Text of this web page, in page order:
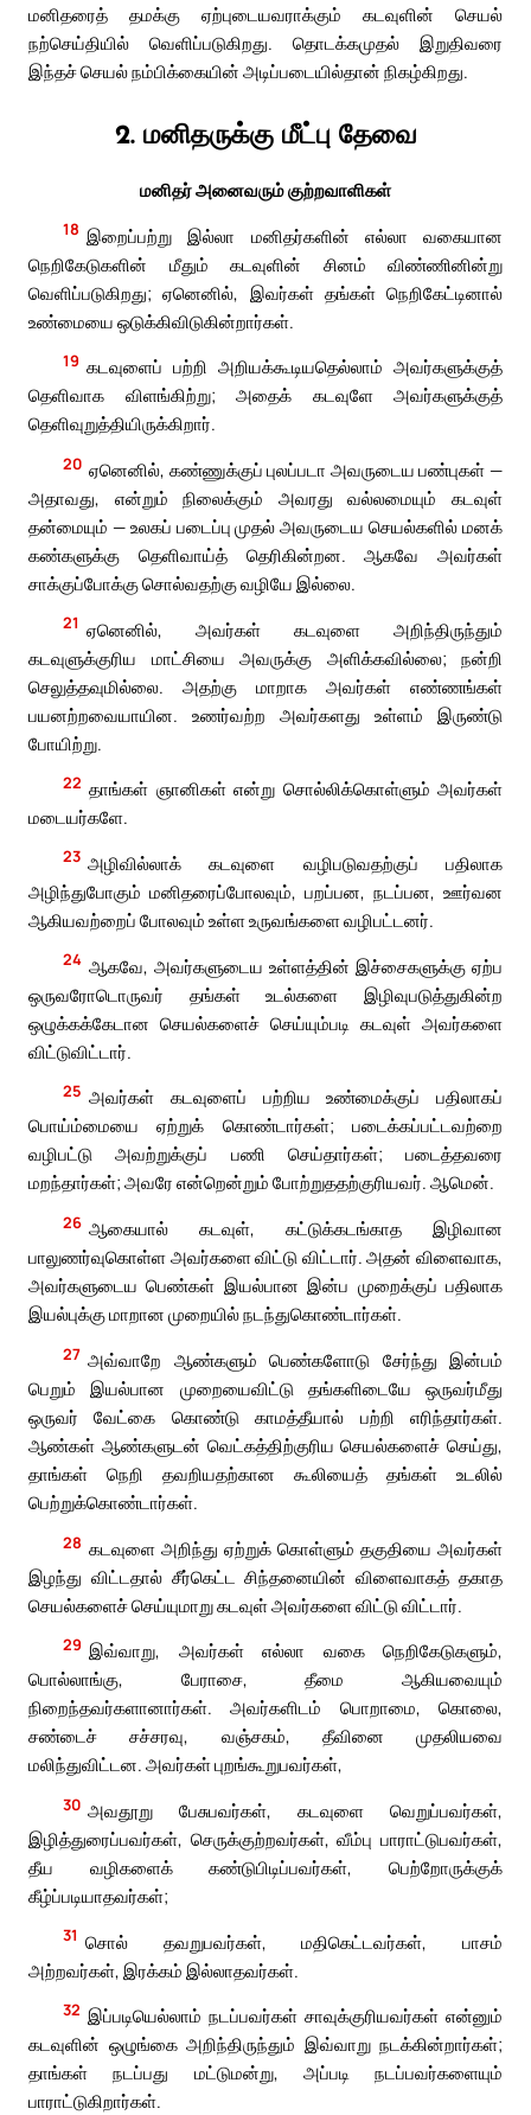
மனிதரைத் தமக்கு ஏற்புடையவராக்கும் கடவுளின் செயல்
நற்செய்தியில் வெளிப்படுகிறது. தொடக்கமுதல் இறுதிவரை
இந்தச் செயல் நம்பிக்கையின் அடிப்படையில்தான் நிகழ்கிறது.
2. மனிதருக்கு மீட்பு தேவை
மனிதர் அனைவரும் குற்றவாளிகள்
18 இறைப்பற்று இல்லா மனிதர்களின் எல்லா வகையான
நெறிகேடுகளின் மீதும் கடவுளின் சினம் விண்ணினின்று
வெளிப்படுகிறது; ஏனெனில், இவர்கள் தங்கள் நெறிகேட்டினால்
உண்மையை ஒடுக்கிவிடுகின்றார்கள்.
19 கடவுளைப் பற்றி அறியக்கூடியதெல்லாம் அவர்களுக்குத்
தெளிவாக விளங்கிற்று; அதைக் கடவுளே அவர்களுக்குத்
தெளிவுறுத்தியிருக்கிறார்.
20 ஏனெனில், கண்ணுக்குப் புலப்படா அவருடைய பண்புகள் —
அதாவது, என்றும் நிலைக்கும் அவரது வல்லமையும் கடவுள்
தன்மையும் — உலகப் படைப்பு முதல் அவருடைய செயல்களில் மனக்
கண்களுக்கு தெளிவாய்த் தெரிகின்றன. ஆகவே அவர்கள்
சாக்குப்போக்கு சொல்வதற்கு வழியே இல்லை.
21 ஏனெனில், அவர்கள் கடவுளை அறிந்திருந்தும்
கடவுளுக்குரிய மாட்சியை அவருக்கு அளிக்கவில்லை; நன்றி
செலுத்தவுமில்லை. அதற்கு மாறாக அவர்கள் எண்ணங்கள்
பயனற்றவையாயின. உணர்வற்ற அவர்களது உள்ளம் இருண்டு
போயிற்று.
22 தாங்கள் ஞானிகள் என்று சொல்லிக்கொள்ளும் அவர்கள்
மடையர்களே.
23 அழிவில்லாக் கடவுளை வழிபடுவதற்குப் பதிலாக
அழிந்துபோகும் மனிதரைப்போலவும், பறப்பன, நடப்பன, ஊர்வன
ஆகியவற்றைப் போலவும் உள்ள உருவங்களை வழிபட்டனர்.
24 ஆகவே, அவர்களுடைய உள்ளத்தின் இச்சைகளுக்கு ஏற்ப
ஒருவரோடொருவர் தங்கள் உடல்களை இழிவுபடுத்துகின்ற
ஒழுக்கக்கேடான செயல்களைச் செய்யும்படி கடவுள் அவர்களை
விட்டுவிட்டார்.
25 அவர்கள் கடவுளைப் பற்றிய உண்மைக்குப் பதிலாகப்
பொய்ம்மையை ஏற்றுக் கொண்டார்கள்; படைக்கப்பட்டவற்றை
வழிபட்டு அவற்றுக்குப் பணி செய்தார்கள்; படைத்தவரை
மறந்தார்கள்; அவரே என்றென்றும் போற்றுததற்குரியவர். ஆமென்.
26 ஆகையால் கடவுள், கட்டுக்கடங்காத இழிவான
பாலுணர்வுகொள்ள அவர்களை விட்டு விட்டார். அதன் விளைவாக,
அவர்களுடைய பெண்கள் இயல்பான இன்ப முறைக்குப் பதிலாக
இயல்புக்கு மாறான முறையில் நடந்துகொண்டார்கள்.
27 அவ்வாறே ஆண்களும் பெண்களோடு சேர்ந்து இன்பம்
பெறும் இயல்பான முறையைவிட்டு தங்களிடையே ஒருவர்மீது
ஒருவர் வேட்கை கொண்டு காமத்தீயால் பற்றி எரிந்தார்கள்.
ஆண்கள் ஆண்களுடன் வெட்கத்திற்குரிய செயல்களைச் செய்து,
தாங்கள் நெறி தவறியதற்கான கூலியைத் தங்கள் உடலில்
பெற்றுக்கொண்டார்கள்.
28 கடவுளை அறிந்து ஏற்றுக் கொள்ளும் தகுதியை அவர்கள்
இழந்து விட்டதால் சீர்கெட்ட சிந்தனையின் விளைவாகத் தகாத
செயல்களைச் செய்யுமாறு கடவுள் அவர்களை விட்டு விட்டார்.
29 இவ்வாறு, அவர்கள் எல்லா வகை நெறிகேடுகளும்,
பொல்லாங்கு, பேராசை, தீமை ஆகியவையும்
நிறைந்தவர்களானார்கள். அவர்களிடம் பொறாமை, கொலை,
சண்டைச் சச்சரவு, வஞ்சகம், தீவினை முதலியவை
மலிந்துவிட்டன. அவர்கள் புறங்கூறுபவர்கள்,
30 அவதூறு பேசுபவர்கள், கடவுளை வெறுப்பவர்கள்,
இழித்துரைப்பவர்கள், செருக்குற்றவர்கள், வீம்பு பாராட்டுபவர்கள்,
தீய வழிகளைக் கண்டுபிடிப்பவர்கள், பெற்றோருக்குக்
கீழ்ப்படியாதவர்கள்;
31 சொல் தவறுபவர்கள், மதிகெட்டவர்கள், பாசம்
அற்றவர்கள், இரக்கம் இல்லாதவர்கள்.
32 இப்படியெல்லாம் நடப்பவர்கள் சாவுக்குரியவர்கள் என்னும்
கடவுளின் ஒழுங்கை அறிந்திருந்தும் இவ்வாறு நடக்கின்றார்கள்;
தாங்கள் நடப்பது மட்டுமன்று, அப்படி நடப்பவர்களையும்
பாராட்டுகிறார்கள்.